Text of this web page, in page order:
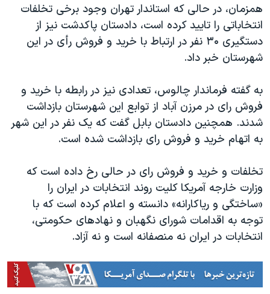
همایش محافظه‌کاران آمریکا «سی‌پک»
صفحه‌های ویژه
سفر پرزیدنت ترامپ به چین
همزمان، در حالی که استاندار تهران وجود برخی تخلفات
انتخاباتی را تایید کرده است، دادستان پاکدشت نیز از
دستگیری ۳۰ نفر در ارتباط با خرید و فروش رأی در این
شهرستان خبر داد.
به گفته فرماندار چالوس، تعدادی نیز در رابطه با خرید و
فروش رای در مرزن آباد از توابع این شهرستان بازداشت
شدند. همچنین دادستان بابل گفت که یک نفر در این شهر
به اتهام خرید و فروش رای بازداشت شده است.
تخلفات و خرید و فروش رای در حالی رخ داده است که
وزارت خارجه آمریکا کلیت روند انتخابات در ایران را
«ساختگی و ریاکارانه» دانسته و اعلام کرده است که با
توجه به اقدامات شورای نگهبان و نهادهای حکومتی،
انتخابات در ایران نه منصفانه است و نه آزاد.